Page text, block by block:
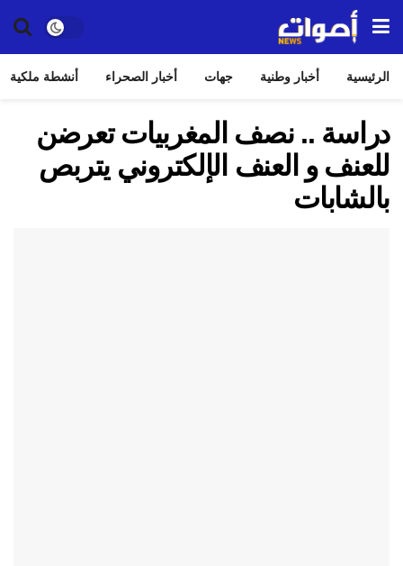
الرئيسية أخبار وطنية جهات أخبار الصحراء أنشطة ملكية
دراسة .. نصف المغربيات تعرضن
للعنف و العنف الإلكتروني يتربص
بالشابات